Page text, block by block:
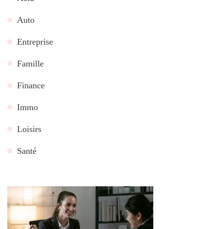
Auto
Entreprise
Famille
Finance
Immo
Loisirs
Santé